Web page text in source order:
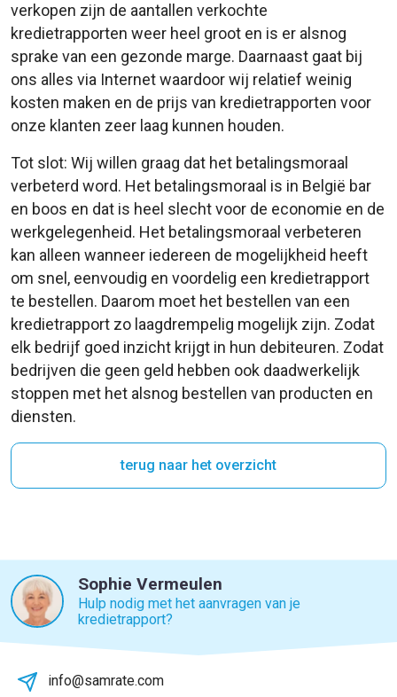
verkopen zijn de aantallen verkochte
kredietrapporten weer heel groot en is er alsnog
sprake van een gezonde marge. Daarnaast gaat bij
ons alles via Internet waardoor wij relatief weinig
kosten maken en de prijs van kredietrapporten voor
onze klanten zeer laag kunnen houden.
Tot slot: Wij willen graag dat het betalingsmoraal
verbeterd word. Het betalingsmoraal is in België bar
en boos en dat is heel slecht voor de economie en de
werkgelegenheid. Het betalingsmoraal verbeteren
kan alleen wanneer iedereen de mogelijkheid heeft
om snel, eenvoudig en voordelig een kredietrapport
te bestellen. Daarom moet het bestellen van een
kredietrapport zo laagdrempelig mogelijk zijn. Zodat
elk bedrijf goed inzicht krijgt in hun debiteuren. Zodat
bedrijven die geen geld hebben ook daadwerkelijk
stoppen met het alsnog bestellen van producten en
diensten.
terug naar het overzicht
Sophie Vermeulen
Hulp nodig met het aanvragen van je
kredietrapport?
info@samrate.com